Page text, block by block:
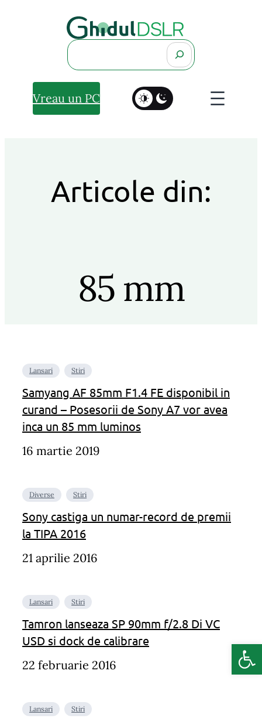
Search
Vreau un PC
Articole din:
85 mm
Lansari Stiri
Samyang AF 85mm F1.4 FE disponibil in
curand – Posesorii de Sony A7 vor avea
inca un 85 mm luminos
16 martie 2019
Diverse Stiri
Sony castiga un numar-record de premii
la TIPA 2016
21 aprilie 2016
Lansari Stiri
Tamron lanseaza SP 90mm f/2.8 Di VC
USD si dock de calibrare
22 februarie 2016
Lansari Stiri